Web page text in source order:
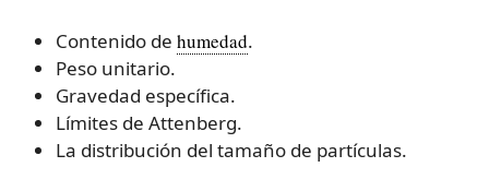
Contenido de humedad.
Peso unitario.
Gravedad específica.
Límites de Attenberg.
La distribución del tamaño de partículas.